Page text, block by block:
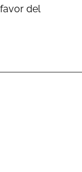
del